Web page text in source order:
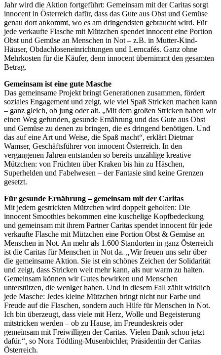
Jahr wird die Aktion fortgeführt: Gemeinsam mit der Caritas sorgt
innocent in Österreich dafür, dass das Gute aus Obst und Gemüse
genau dort ankommt, wo es am dringendsten gebraucht wird. Für
jede verkaufte Flasche mit Mützchen spendet innocent eine Portion
Obst und Gemüse an Menschen in Not – z.B. in Mutter-Kind-
Häuser, Obdachloseneinrichtungen und Lerncafés. Ganz ohne
Mehrkosten für die Käufer, denn innocent übernimmt den gesamten
Betrag.
Gemeinsam ist eine gute Masche
Das gemeinsame Projekt bringt Generationen zusammen, fördert
soziales Engagement und zeigt, wie viel Spaß Stricken machen kann
– ganz gleich, ob jung oder alt. „Mit dem großen Stricken haben wir
einen Weg gefunden, gesunde Ernährung und das Gute aus Obst
und Gemüse zu denen zu bringen, die es dringend benötigen. Und
das auf eine Art und Weise, die Spaß macht“, erklärt Dietmar
Wamser, Geschäftsführer von innocent Österreich. In den
vergangenen Jahren entstanden so bereits unzählige kreative
Mützchen: von Früchten über Kraken bis hin zu Häschen,
Superhelden und Fabelwesen – der Fantasie sind keine Grenzen
gesetzt.
Für gesunde Ernährung – gemeinsam mit der Caritas
Mit jedem gestrickten Mützchen wird doppelt geholfen: Die
innocent Smoothies bekommen eine kuschelige Kopfbedeckung
und gemeinsam mit ihrem Partner Caritas spendet innocent für jede
verkaufte Flasche mit Mützchen eine Portion Obst & Gemüse an
Menschen in Not. An mehr als 1.600 Standorten in ganz Österreich
ist die Caritas für Menschen in Not da.
Wir freuen uns sehr über
die gemeinsame Aktion. Sie ist ein schönes Zeichen der Solidarität
und zeigt, dass Stricken weit mehr kann, als nur warm zu halten.
Gemeinsam können wir Gutes bewirken und Menschen
unterstützen, die weniger haben. Und in diesem Fall zählt wirklich
jede Masche: Jedes kleine Mützchen bringt nicht nur Farbe und
Freude auf die Flaschen, sondern auch Hilfe für Menschen in Not.
Ich bin überzeugt, dass viele mit Herz, Wolle und Begeisterung
mitstricken werden – ob zu Hause, im Freundeskreis oder
gemeinsam mit Freiwilligen der Caritas. Vielen Dank schon jetzt
dafür.“ so Nora Tödtling-Musenbichler, Präsidentin der Caritas
Österreich.